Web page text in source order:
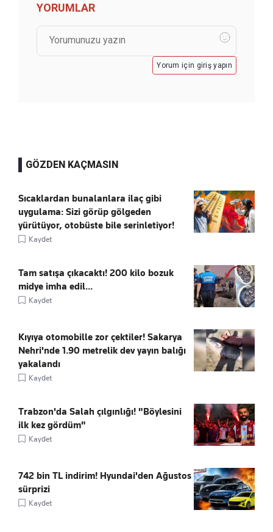
YORUMLAR
Yorum için giriş yapın
GÖZDEN KAÇMASIN
Sıcaklardan bunalanlara ilaç gibi
uygulama: Sizi görüp gölgeden
yürütüyor, otobüste bile serinletiyor!
Kaydet
Tam satışa çıkacaktı! 200 kilo bozuk
midye imha edil...
Kaydet
Kıyıya otomobille zor çektiler! Sakarya
Nehri'nde 1.90 metrelik dev yayın balığı
yakalandı
Kaydet
Trabzon'da Salah çılgınlığı! "Böylesini
ilk kez gördüm"
Kaydet
742 bin TL indirim! Hyundai'den Ağustos
sürprizi
Kaydet